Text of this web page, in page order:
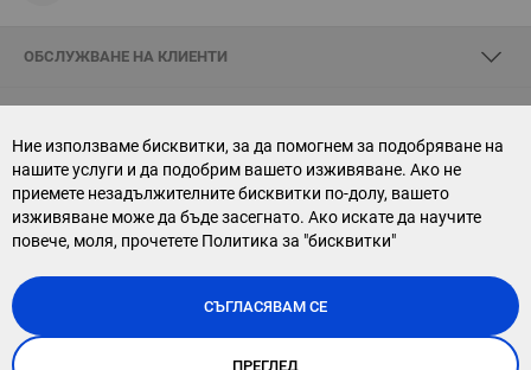
Ние използваме бисквитки, за да помогнем за подобряване на
нашите услуги и да подобрим вашето изживяване. Ако не
приемете незадължителните бисквитки по-долу, вашето
изживяване може да бъде засегнато. Ако искате да научите
повече, моля, прочетете Политика за "бисквитки"
СЪГЛАСЯВАМ СЕ
ПРЕГЛЕД
ОБСЛУЖВАНЕ НА КЛИЕНТИ
СВЪРЖИ СЕ С НАС
АБОНАМЕНТ ЗА БЮЛЕТИН